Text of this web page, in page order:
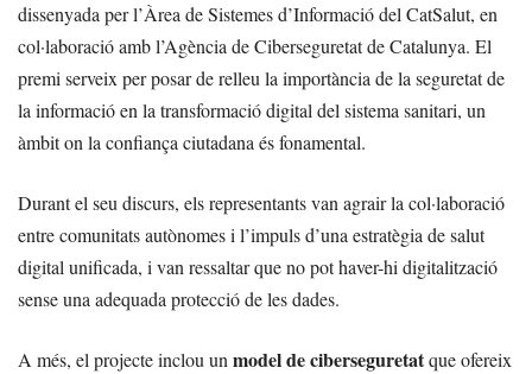
dissenyada per l’Àrea de Sistemes d’Informació del CatSalut, en
col·laboració amb l’Agència de Ciberseguretat de Catalunya. El
premi serveix per posar de relleu la importància de la seguretat de
la informació en la transformació digital del sistema sanitari, un
àmbit on la confiança ciutadana és fonamental.
Durant el seu discurs, els representants van agrair la col·laboració
entre comunitats autònomes i l’impuls d’una estratègia de salut
digital unificada, i van ressaltar que no pot haver-hi digitalització
sense una adequada protecció de les dades.
A més, el projecte inclou un model de ciberseguretatque ofereix